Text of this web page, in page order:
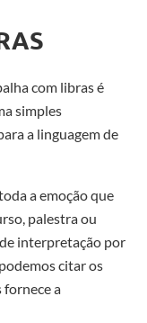
com libras é
simples
a linguagem de
a emoção que
palestra ou
interpretação por
citar os
fornece a